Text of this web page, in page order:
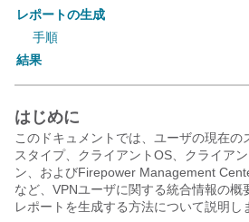
レポートの生成
手順
結果
はじめに
このドキュメントでは、ユーザの現在の
スタイプ、クライアントOS、クライア
ン、およびFirepower Management
など、VPNユーザに関する統合情報の概
レポートを生成する方法について説明し